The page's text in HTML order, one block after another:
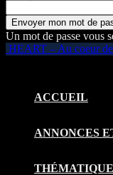
Un mot de passe vous
HEART – Au coeur
ACCUEIL
ANNONCES